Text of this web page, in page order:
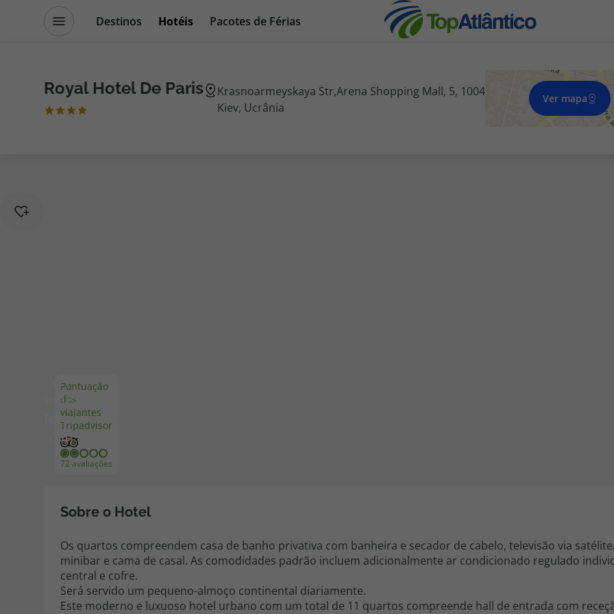
Destinos Hotéis
Pacotes de Férias
Disneyland ® Paris
Royal Hotel De Paris
Krasnoarmeyskaya Str,Arena Shopping Mall, 5, 1004
Kiev, Ucrânia
Ver mapa
Pontuação
dos
viajantes
Tripadvisor
72 avaliações
Ver
mais
fotos
(34)
Sobre o Hotel
Os quartos compreendem casa de banho privativa com banheira e secador de cabelo, televisão via
minibar e cama de casal. As comodidades padrão incluem adicionalmente ar condicionado regulado
central e cofre.
Será servido um pequeno-almoço continental diariamente.
Este moderno e luxuoso hotel urbano com um total de 11 quartos compreende hall de entrada com